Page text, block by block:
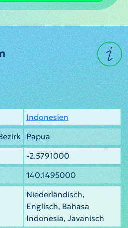
Indonesien
Papua
-2.5791000
140.1495000
Niederländisch,
Englisch, Bahasa
Indonesia, Javanisch